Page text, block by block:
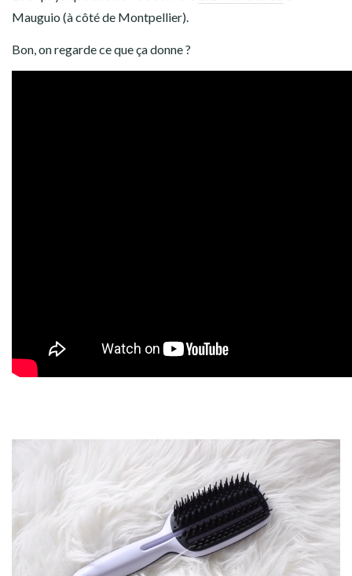
Mauguio (à côté de Montpellier).
Bon, on regarde ce que ça donne ?